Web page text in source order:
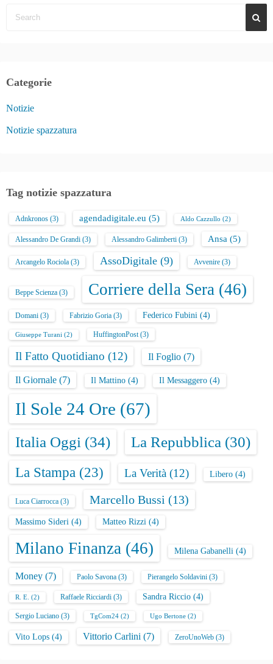
Categorie
Notizie
Notizie spazzatura
Tag notizie spazzatura
Adnkronos (3) agendadigitale.eu (5) Aldo Cazzullo (2)
Alessandro De Grandi (3) Alessandro Galimberti (3) Ansa (5)
Arcangelo Rociola (3) AssoDigitale (9) Avvenire (3)
Beppe Scienza (3) Corriere della Sera (46)
Domani (3) Fabrizio Goria (3) Federico Fubini (4)
Giuseppe Turani (2) HuffingtonPost(3)
Il Fatto Quotidiano (12) Il Foglio (7)
Il Giornale (7) Il Mattino (4) Il Messaggero (4)
Il Sole 24 Ore (67)
Italia Oggi (34) La Repubblica (30)
La Stampa (23) La Verità (12) Libero (4)
Luca Ciarrocca (3) Marcello Bussi (13)
Massimo Sideri (4) Matteo Rizzi (4)
Milano Finanza (46) Milena Gabanelli (4)
Money (7) Paolo Savona (3) Pierangelo Soldavini (3)
R. E. (2) Raffaele Ricciardi (3) Sandra Riccio (4)
Sergio Luciano (3) TgCom24 (2) Ugo Bertone (2)
Vito Lops (4) Vittorio Carlini (7) ZeroUnoWeb (3)